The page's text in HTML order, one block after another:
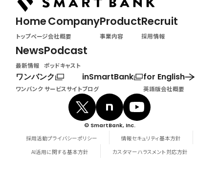
Home
トップページ
Company
会社概要
Product
事業内容
Recruit
採用情報
News
最新情報
Podcast
ポッドキャスト
ワンバンク
ワンバンク サービスサイト
inSmartBank
ブログ
for English
英語版会社概要
© SmartBank, Inc.
採用活動プライバシーポリシー
情報セキュリティ基本方針
AI活用に関する基本方針
カスタマーハラスメント対応方針